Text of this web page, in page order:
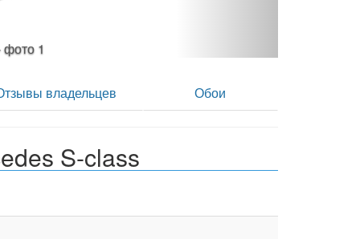
- фото 2
владельцев Обои
S-class